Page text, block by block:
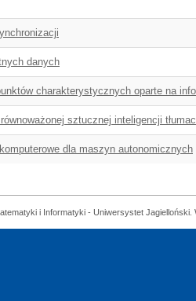
danych
charakterystycznych oparte na
sztucznej inteligencji
dla maszyn autonomicznych
i Informatyki - Uniwersystet